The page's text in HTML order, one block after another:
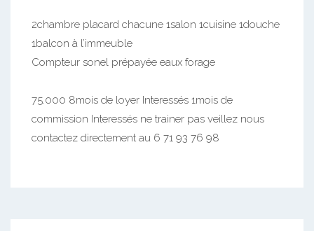
2chambre placard chacune 1salon 1cuisine 1douche
1balcon à l’immeuble
Compteur sonel prépayée eaux forage
75.000 8mois de loyer Interessés 1mois de
commission Interessés ne trainer pas veillez nous
contactez directement au 6 71 93 76 98